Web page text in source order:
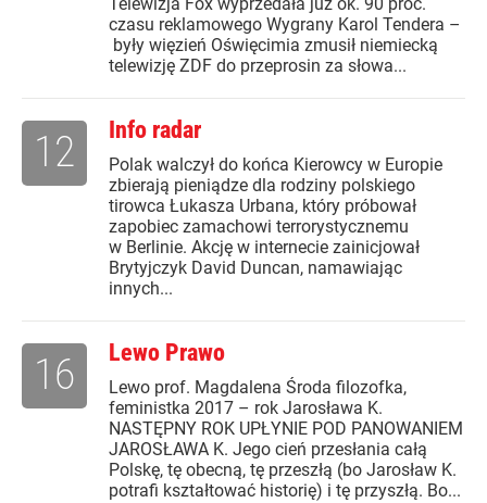
czasu reklamowego Wygrany Karol Tendera –
były więzień Oświęcimia zmusił niemiecką
telewizję ZDF do przeprosin za słowa...
Info radar
Polak walczył do końca Kierowcy w Europie
zbierają pieniądze dla rodziny polskiego
tirowca Łukasza Urbana, który próbował
zapobiec zamachowi terrorystycznemu
w Berlinie. Akcję w internecie zainicjował
Brytyjczyk David Duncan, namawiając
innych...
12
Lewo Prawo
Lewo prof. Magdalena Środa filozofka,
feministka 2017 – rok Jarosława K.
NASTĘPNY ROK UPŁYNIE POD PANOWANIEM
JAROSŁAWA K. Jego cień przesłania całą
Polskę, tę obecną, tę przeszłą (bo Jarosław K.
potrafi kształtować historię) i tę przyszłą. Bo...
16